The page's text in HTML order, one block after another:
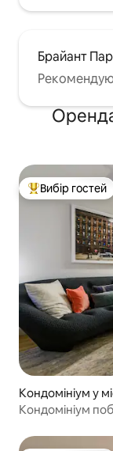
Брайант
Топ вибір
Вибір гостей
Кондомініум у
Кондомініум